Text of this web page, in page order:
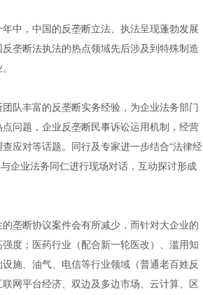
中，中国的反垄断立法、执法呈现蓬勃发展
垄断法执法的热点领域先后涉及到特殊制造
队丰富的反垄断实务经验，为企业法务部门
问题，企业反垄断民事诉讼运用机制，经营
应对等话题。同行及专家进一步结合“法律经
企业法务同仁进行现场对话，互动探讨形成
垄断协议案件会有所减少，而针对大企业的
度；医药行业（配合新一轮医改）、滥用知
施、油气、电信等行业领域（普通老百姓反
网平台经济、双边及多边市场、云计算、区